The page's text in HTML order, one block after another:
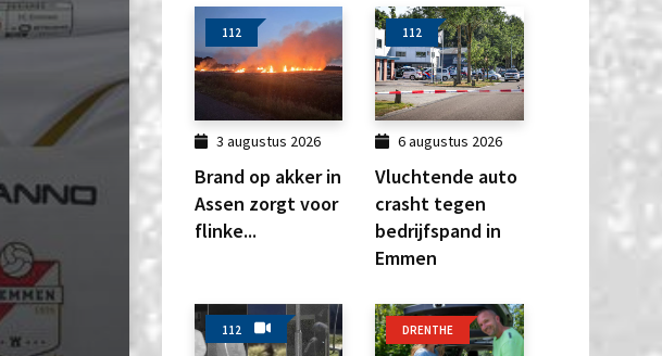
112
3 augustus 2026
Brand op akker in
Assen zorgt voor
flinke...
112
6 augustus 2026
Vluchtende auto
crasht tegen
bedrijfspand in
Emmen
112 DRENTHE